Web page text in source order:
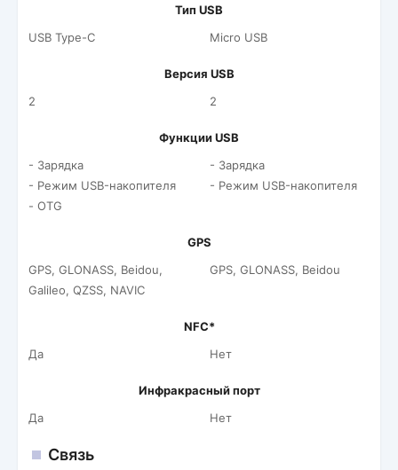
Тип USB
USB Type-C
Micro USB
Версия USB
2
2
Функции USB
- Зарядка
- Режим USB-накопителя
- OTG
- Зарядка
- Режим USB-накопителя
GPS
GPS, GLONASS, Beidou,
Galileo, QZSS, NAVIC
GPS, GLONASS, Beidou
NFC*
Да
Нет
Инфракрасный порт
Да
Нет
Связь